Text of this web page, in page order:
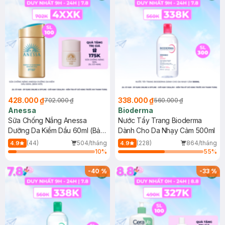
428.000 ₫702.000 ₫
Anessa
Sữa Chống Nắng Anessa
Dưỡng Da Kiềm Dầu 60ml (Bản
Mới)
4.9 (44)
504/tháng
10%
338.000 ₫560.000 ₫
Bioderma
Nước Tẩy Trang Bioderma
Dành Cho Da Nhạy Cảm 500ml
4.9 (228)
864/tháng
55%
-40% -33%